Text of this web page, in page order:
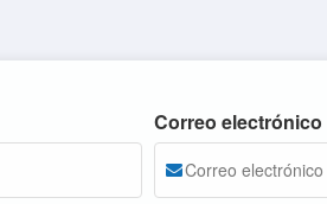
Correo electrónico